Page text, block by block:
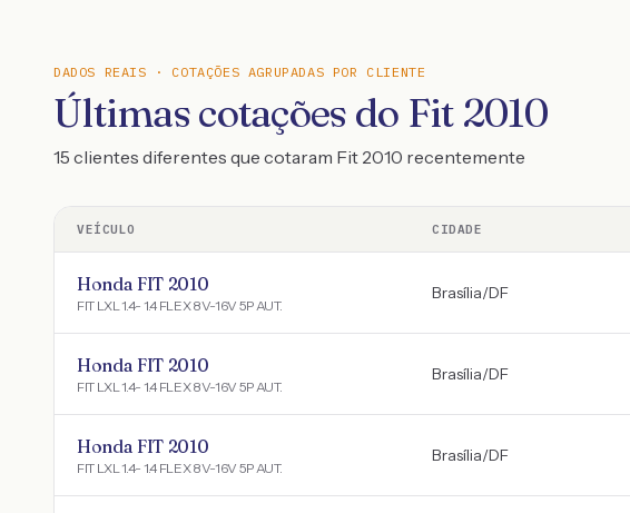
DADOS REAIS · COTAÇÕES AGRUPADAS POR CLIENTE
Últimas cotações do Fit 2010
15 clientes diferentes que cotaram Fit 2010 recentemente
VEÍCULO CIDADE
Honda FIT 2010
FIT LXL 1.4- 1.4 FLEX 8V-16V 5P AUT.
Brasília/DF
Honda FIT 2010
FIT LXL 1.4- 1.4 FLEX 8V-16V 5P AUT.
Brasília/DF
Honda FIT 2010
FIT LXL 1.4- 1.4 FLEX 8V-16V 5P AUT.
Brasília/DF